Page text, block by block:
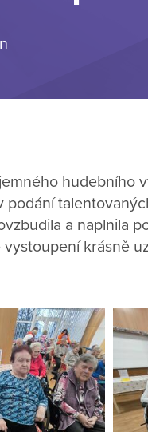
hudebního
podání
a naplnila
krásně